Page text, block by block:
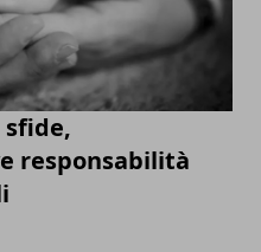
sfide,
responsabilità